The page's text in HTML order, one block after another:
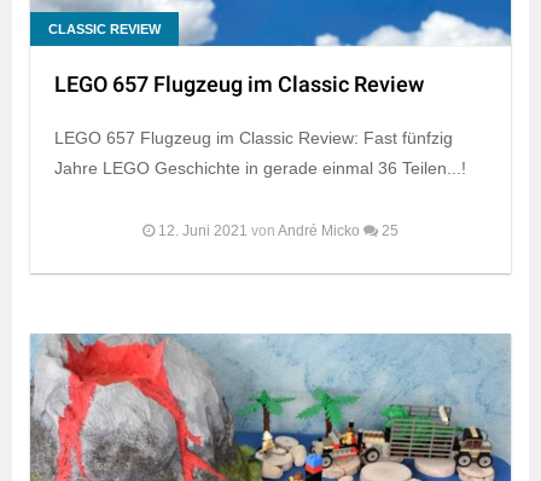
CLASSIC REVIEW
LEGO 657 Flugzeug im Classic Review
LEGO 657 Flugzeug im Classic Review: Fast fünfzig
Jahre LEGO Geschichte in gerade einmal 36 Teilen...!
12. Juni 2021 von André Micko 25